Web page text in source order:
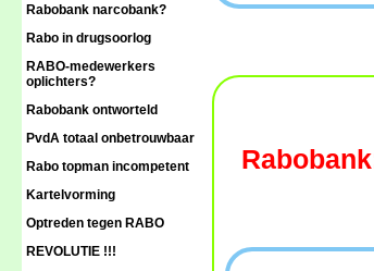
Rabobank narcobank?
Rabo in drugsoorlog
RABO-medewerkers
oplichters?
Rabobank ontworteld
PvdA totaal onbetrouwbaar
Rabo topman incompetent
Kartelvorming
Optreden tegen RABO
REVOLUTIE !!!